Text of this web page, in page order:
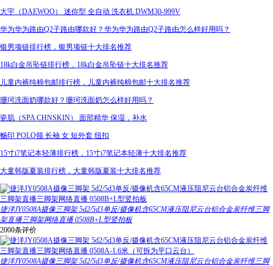
大宇（DAEWOO） 迷你型 全自动 洗衣机 DWM30-999V
华为华为路由Q2子路由哪款好？华为华为路由Q2子路由怎么样好用吗？
银男项链排行榜，银男项链十大排名推荐
18k白金吊坠链排行榜，18k白金吊坠链十大排名推荐
儿童内裤纯棉包邮排行榜，儿童内裤纯棉包邮十大排名推荐
珊珂洗面奶哪款好？珊珂洗面奶怎么样好用吗？
瓷肌（SPA CHNSKIN） 面部精华 保湿，补水
畅印 POLO领 长袖 女 短外套 纽扣
15寸i7笔记本轻薄排行榜，15寸i7笔记本轻薄十大排名推荐
大童韩版夏装排行榜，大童韩版夏装十大排名推荐
捷洋JY0508A摄像三脚架 5d2/5d3单反/摄像机含65CM液压阻尼云台铝合金炭纤维三脚
架直播三脚架网络直播 0508B+L型竖拍板
2000条评价
捷洋JY0508A摄像三脚架 5d2/5d3单反/摄像机含65CM液压阻尼云台铝合金炭纤维三脚